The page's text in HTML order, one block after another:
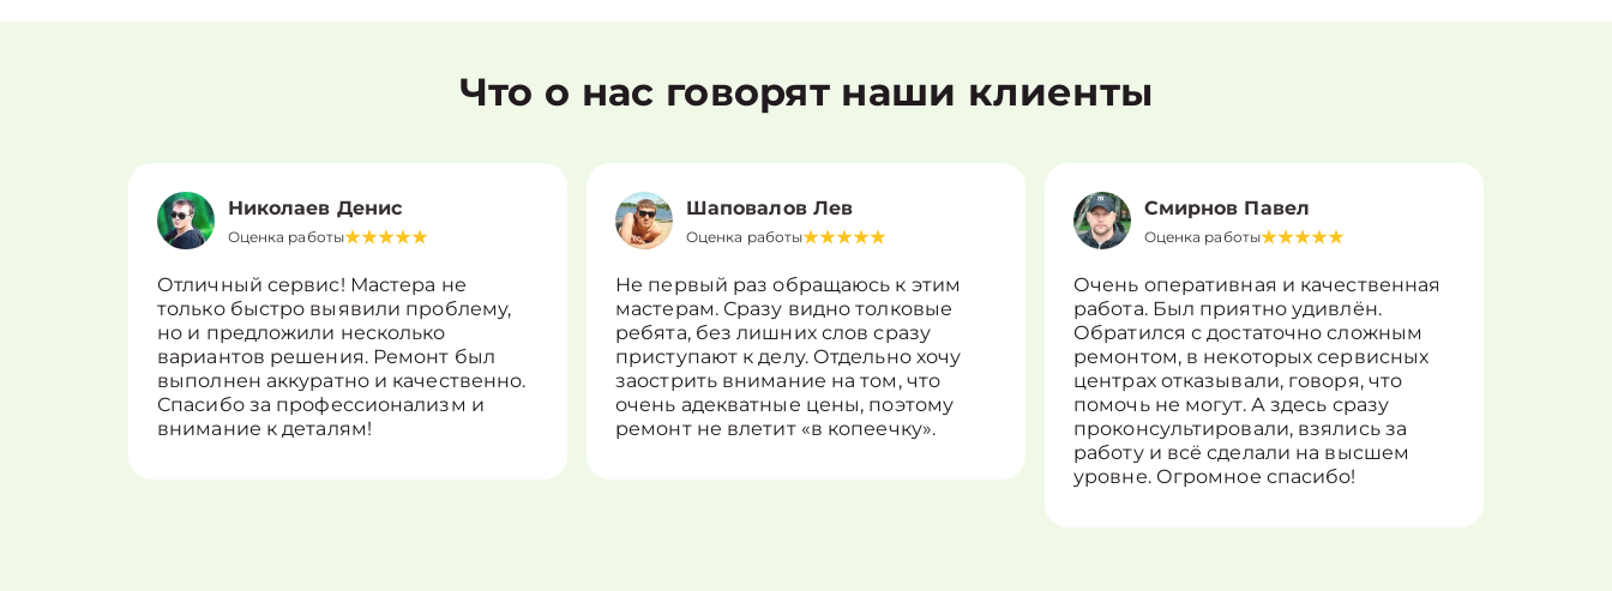
Что о нас говорят наши клиенты
Николаев Денис
Оценка работы
Отличный сервис! Мастера не
только быстро выявили проблему,
но и предложили несколько
вариантов решения. Ремонт был
выполнен аккуратно и качественно.
Спасибо за профессионализм и
внимание к деталям!
Шаповалов Лев
Оценка работы
Не первый раз обращаюсь к этим
мастерам. Сразу видно толковые
ребята, без лишних слов сразу
приступают к делу. Отдельно хочу
заострить внимание на том, что
очень адекватные цены, поэтому
ремонт не влетит «в копеечку».
Смирнов Павел
Оценка работы
Очень оперативная и качественная
работа. Был приятно удивлён.
Обратился с достаточно сложным
ремонтом, в некоторых сервисных
центрах отказывали, говоря, что
помочь не могут. А здесь сразу
проконсультировали, взялись за
работу и всё сделали на высшем
уровне. Огромное спасибо!